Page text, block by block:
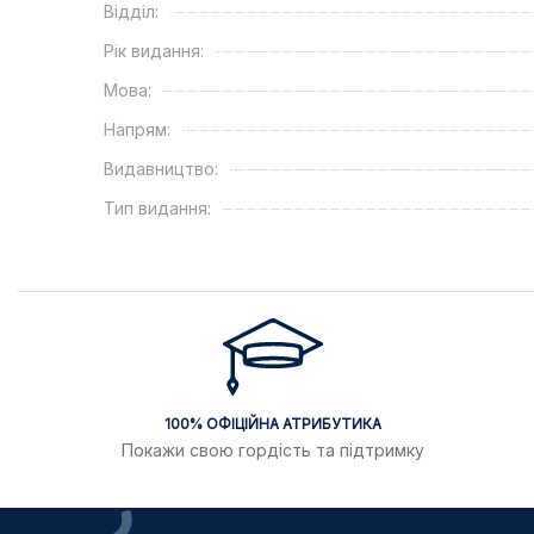
Відділ:
Рік видання:
Мова:
Напрям:
Видавництво:
Тип видання:
100% ОФІЦІЙНА АТРИБУТИКА
Покажи свою гордість та підтримку